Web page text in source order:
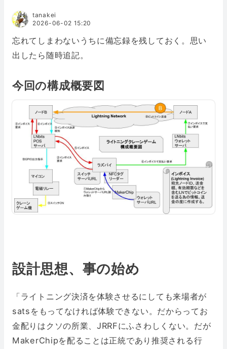
tanakei
2026-06-02 15:20
忘れてしまわないうちに備忘録を残しておく。思い
出したら随時追記。
今回の構成概要図
設計思想、事の始め
「ライトニング決済を体験させるにしても来場者が
satsをもってなければ体験できない。だからってお
金配りはクソの所業、JRRFにふさわしくない。だが
MakerChipを配ることは正統であり推奨される行